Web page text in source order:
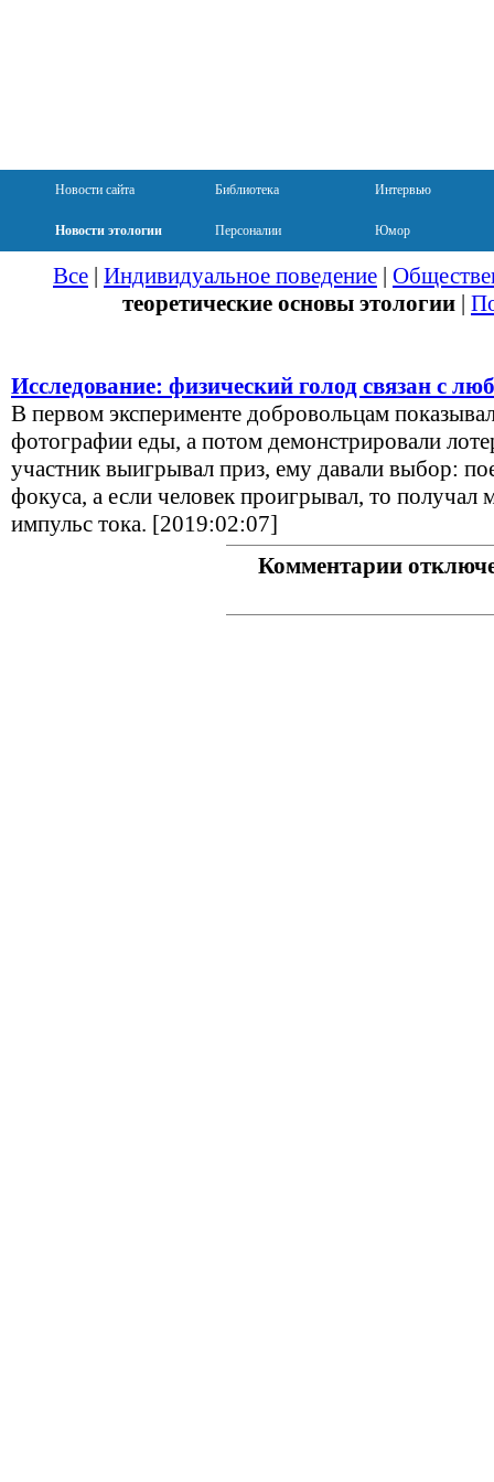
Новости сайта Библиотека Интервью
Новости этологии Персоналии Юмор
Все | Индивидуальное поведение |
теоретические основы этологии |
Исследование: физический голод связан с
В первом эксперименте добровольцам
фотографии еды, а потом демонстрировали
участник выигрывал приз, ему давали выбор:
фокуса, а если человек проигрывал, то получал
импульс тока. [2019:02:07]
Комментарии